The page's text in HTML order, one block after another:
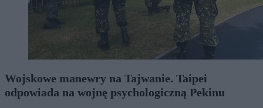
Wojskowe manewry na Tajwanie. Taipei
odpowiada na wojnę psychologiczną Pekinu